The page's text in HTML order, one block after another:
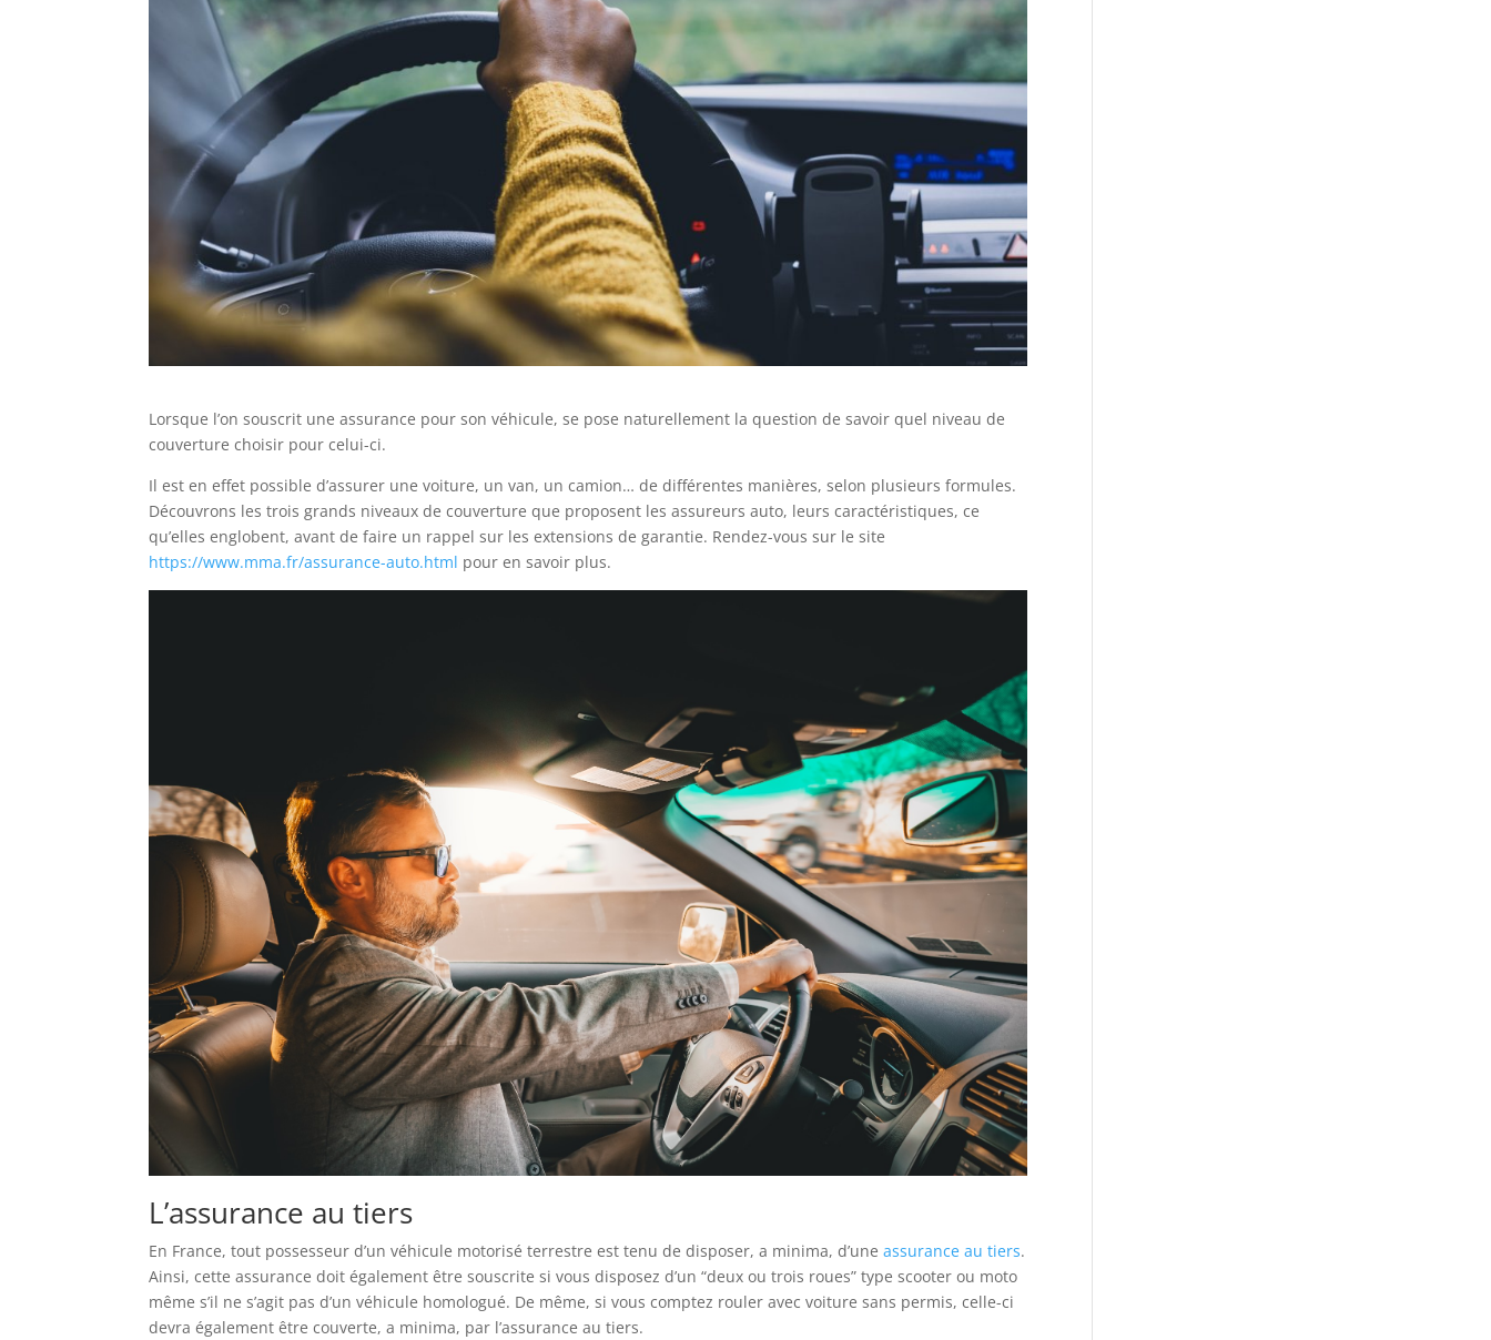
Lorsque l’on souscrit une assurance pour son véhicule, se pose naturellement la question de savoir quel niveau de
couverture choisir pour celui-ci.
Il est en effet possible d’assurer une voiture, un van, un camion… de différentes manières, selon plusieurs formules.
Découvrons les trois grands niveaux de couverture que proposent les assureurs auto, leurs caractéristiques, ce
qu’elles englobent, avant de faire un rappel sur les extensions de garantie. Rendez-vous sur le site
https://www.mma.fr/assurance-auto.html pour en savoir plus.
L’assurance au tiers
En France, tout possesseur d’un véhicule motorisé terrestre est tenu de disposer, a minima, d’uneassurance au tiers.
Ainsi, cette assurance doit également être souscrite si vous disposez d’un “deux ou trois roues” type scooter ou moto
même s’il ne s’agit pas d’un véhicule homologué. De même, si vous comptez rouler avec voiture sans permis, celle-ci
devra également être couverte, a minima, par l’assurance au tiers.